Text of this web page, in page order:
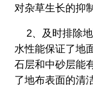
对杂草生长的抑
2、及时排除地
水性能保证了地
石层和中砂层能
了地布表面的清洁